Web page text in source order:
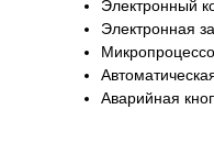
Электронный
Электронная
Аварийная